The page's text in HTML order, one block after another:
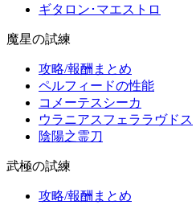
ギタロン･マエストロ
魔星の試練
攻略/報酬まとめ
ペルフィードの性能
コメーテスシーカ
ウラニアスフェララヴドス
陰陽之霊刀
武極の試練
攻略/報酬まとめ